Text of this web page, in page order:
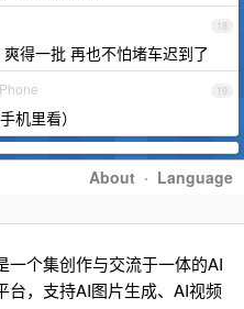
18
得一批 再也不怕堵车迟到了
19
机里看）
About · Language
一个集创作与交流于一体的AI
台，支持AI图片生成、AI视频